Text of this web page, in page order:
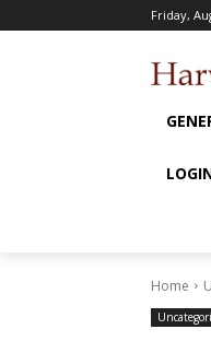
Friday,
Home